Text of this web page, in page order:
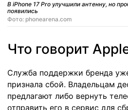
В iPhone 17 Pro улучшили антенну, но
появились
Фото: phonearena.com
Что говорит
Служба поддержки бренда
признала сбой. Владельцам
предлагают либо вернуть
отправить его в сервис для